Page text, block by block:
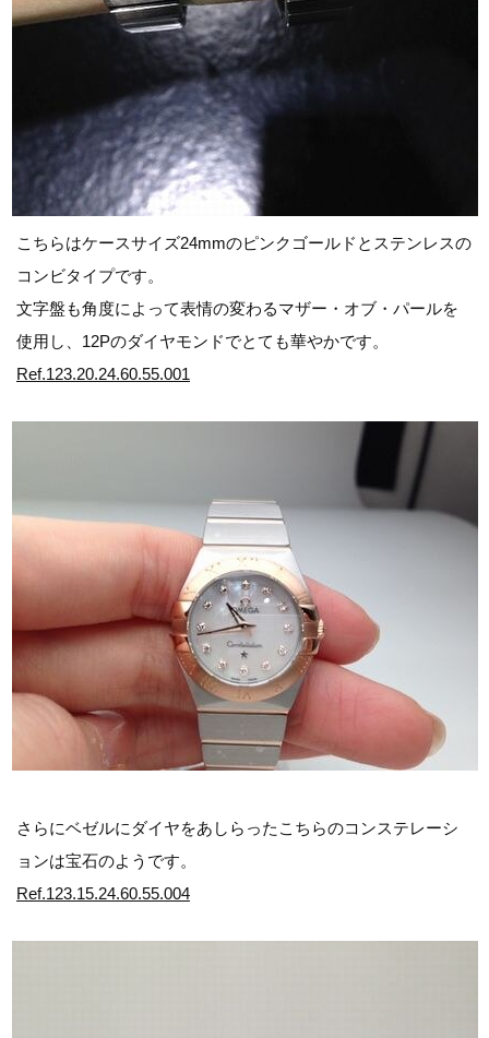
こちらはケースサイズ24mmのピンクゴールドとステンレスの
コンビタイプです。
文字盤も角度によって表情の変わるマザー・オブ・パールを
使用し、12Pのダイヤモンドでとても華やかです。
Ref.123.20.24.60.55.001
さらにベゼルにダイヤをあしらったこちらのコンステレーシ
ョンは宝石のようです。
Ref.123.15.24.60.55.004